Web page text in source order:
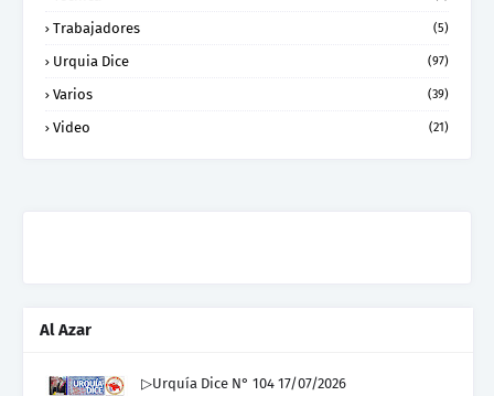
Trabajadores (5)
Urquia Dice (97)
Varios (39)
Video (21)
Al Azar
▷Urquía Dice N° 104 17/07/2026